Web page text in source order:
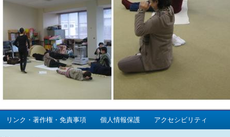
リンク・著作権・免責事項 個人情報保護 アクセシビリティ